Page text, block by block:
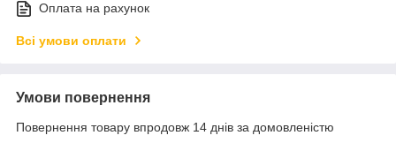
Оплата на рахунок
Всі умови оплати
Умови повернення
Повернення товару впродовж 14 днів за домовленістю